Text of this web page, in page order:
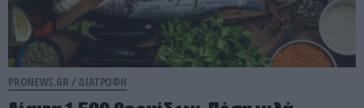
PRONEWS.GR / ΔΙΑΤΡΟΦΗ